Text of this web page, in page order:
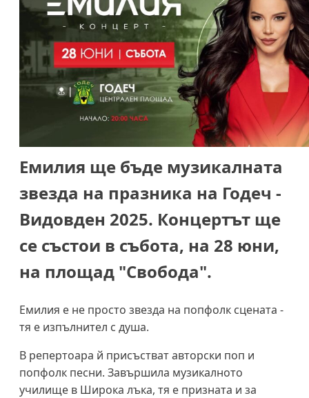
Емилия ще бъде музикалната
звезда на празника на Годеч -
Видовден 2025. Концертът ще
се състои в събота, на 28 юни,
на площад "Свобода".
Емилия е не просто звезда на попфолк сцената -
тя е изпълнител с душа.
В репертоара й присъстват авторски поп и
попфолк песни. Завършила музикалното
училище в Широка лъка, тя е призната и за